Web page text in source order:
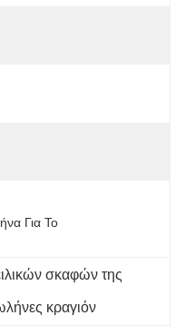
Για Το
σκαφών της
κραγιόν